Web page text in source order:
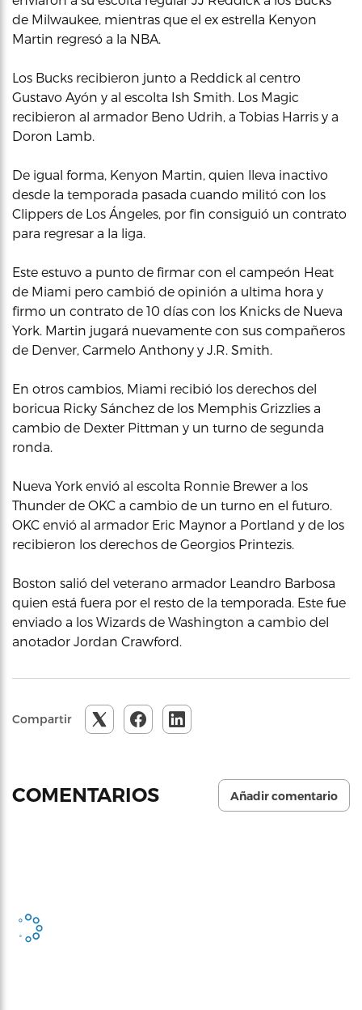
de Milwaukee, mientras que el ex estrella Kenyon
Martin regresó a la NBA.
Los Bucks recibieron junto a Reddick al centro
Gustavo Ayón y al escolta Ish Smith. Los Magic
recibieron al armador Beno Udrih, a Tobias Harris y a
Doron Lamb.
De igual forma, Kenyon Martin, quien lleva inactivo
desde la temporada pasada cuando militó con los
Clippers de Los Ángeles, por fin consiguió un contrato
para regresar a la liga.
Este estuvo a punto de firmar con el campeón Heat
de Miami pero cambió de opinión a ultima hora y
firmo un contrato de 10 días con los Knicks de Nueva
York. Martin jugará nuevamente con sus compañeros
de Denver, Carmelo Anthony y J.R. Smith.
En otros cambios, Miami recibió los derechos del
boricua Ricky Sánchez de los Memphis Grizzlies a
cambio de Dexter Pittman y un turno de segunda
ronda.
Nueva York envió al escolta Ronnie Brewer a los
Thunder de OKC a cambio de un turno en el futuro.
OKC envió al armador Eric Maynor a Portland y de los
recibieron los derechos de Georgios Printezis.
Boston salió del veterano armador Leandro Barbosa
quien está fuera por el resto de la temporada. Este fue
enviado a los Wizards de Washington a cambio del
anotador Jordan Crawford.
Compartir
COMENTARIOS Añadir comentario